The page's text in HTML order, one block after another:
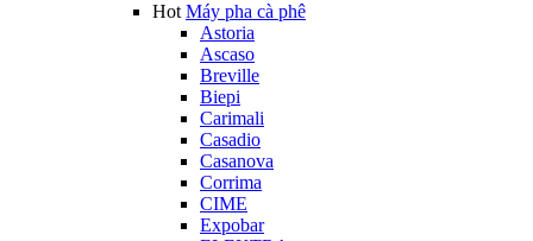
Hot Máy pha cà phê
Astoria
Ascaso
Breville
Biepi
Carimali
Casadio
Casanova
Corrima
CIME
Expobar